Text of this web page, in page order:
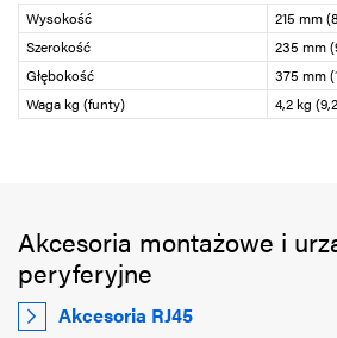
Wysokość
215 mm
Szerokość
235 mm
Głębokość
375 mm
Waga kg (funty)
4,2 kg
Akcesoria montażowe i
peryferyjne
Akcesoria RJ45